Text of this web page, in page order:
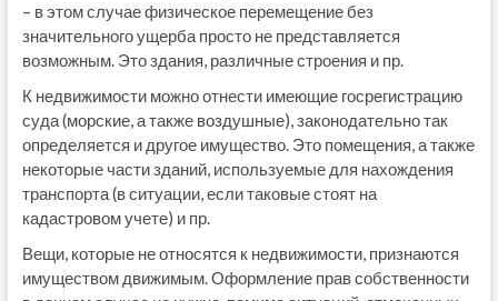
– в этом случае физическое перемещение без
значительного ущерба просто не представляется
возможным. Это здания, различные строения и пр.
К недвижимости можно отнести имеющие госрегистрацию
суда (морские, а также воздушные), законодательно так
определяется и другое имущество. Это помещения, а также
некоторые части зданий, используемые для нахождения
транспорта (в ситуации, если таковые стоят на
кадастровом учете) и пр.
Вещи, которые не относятся к недвижимости, признаются
имуществом движимым. Оформление прав собственности